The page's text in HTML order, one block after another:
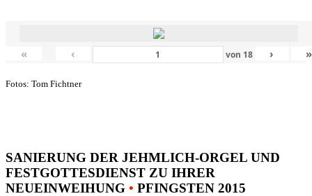
« ‹ von 18 › »
Fotos: Tom Fichtner
SANIERUNG DER JEHMLICH-ORGEL UND
FESTGOTTESDIENST ZU IHRER
NEUEINWEIHUNG • PFINGSTEN 2015